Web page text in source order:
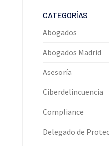
CATEGORÍAS
Abogados
Abogados Madrid
Asesoría
Ciberdelincuencia
Compliance
Delegado de